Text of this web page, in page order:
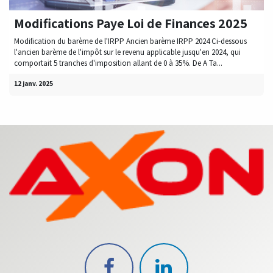
Modifications Paye Loi de Finances 2025
Modification du barème de l'IRPP Ancien barème IRPP 2024 Ci-dessous
l'ancien barème de l'impôt sur le revenu applicable jusqu'en 2024, qui
comportait 5 tranches d'imposition allant de 0 à 35%. De A Ta...
12 janv. 2025